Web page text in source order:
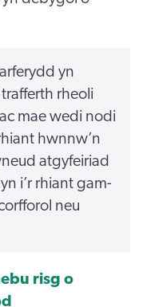
yn
rheoli
mae wedi nodi
hwnnw’n
atgyfeiriad
i’r rhiant gam-
neu
risg o